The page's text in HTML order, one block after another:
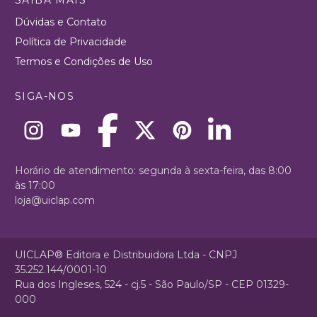
Dúvidas e Contato
Política de Privacidade
Termos e Condições de Uso
SIGA-NOS
Horário de atendimento: segunda à sexta-feira, das 8:00
às 17:00
loja@uiclap.com
UICLAP® Editora e Distribuidora Ltda - CNPJ
35.252.144/0001-10
Rua dos Ingleses, 524 - cj.5 - São Paulo/SP - CEP 01329-
000